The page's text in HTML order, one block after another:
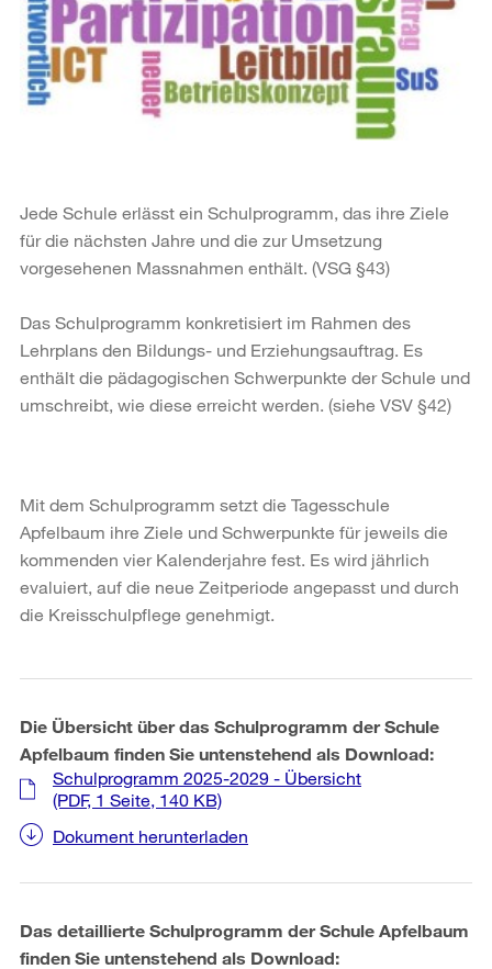
Jede Schule erlässt ein Schulprogramm, das ihre Ziele
für die nächsten Jahre und die zur Umsetzung
vorgesehenen Massnahmen enthält. (VSG §43)
Das Schulprogramm konkretisiert im Rahmen des
Lehrplans den Bildungs- und Erziehungsauftrag. Es
enthält die pädagogischen Schwerpunkte der Schule und
umschreibt, wie diese erreicht werden. (siehe VSV §42)
Mit dem Schulprogramm setzt die Tagesschule
Apfelbaum ihre Ziele und Schwerpunkte für jeweils die
kommenden vier Kalenderjahre fest. Es wird jährlich
evaluiert, auf die neue Zeitperiode angepasst und durch
die Kreisschulpflege genehmigt.
Die Übersicht über das Schulprogramm der Schule
Apfelbaum finden Sie untenstehend als Download:
Schulprogramm 2025-2029 - Übersicht
(PDF, 1 Seite, 140 KB)
Dokument herunterladen
Das detaillierte Schulprogramm der Schule Apfelbaum
finden Sie untenstehend als Download: